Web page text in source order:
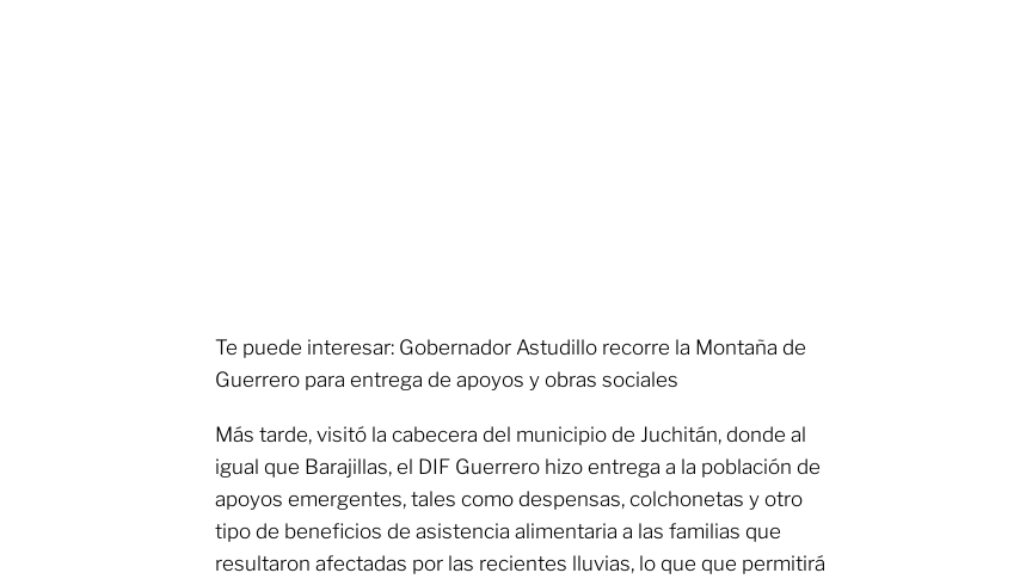
Te puede interesar: Gobernador Astudillo recorre la Montaña de
Guerrero para entrega de apoyos y obras sociales
Más tarde, visitó la cabecera del municipio de Juchitán, donde al
igual que Barajillas, el DIF Guerrero hizo entrega a la población de
apoyos emergentes, tales como despensas, colchonetas y otro
tipo de beneficios de asistencia alimentaria a las familias que
resultaron afectadas por las recientes lluvias, lo que que permitirá